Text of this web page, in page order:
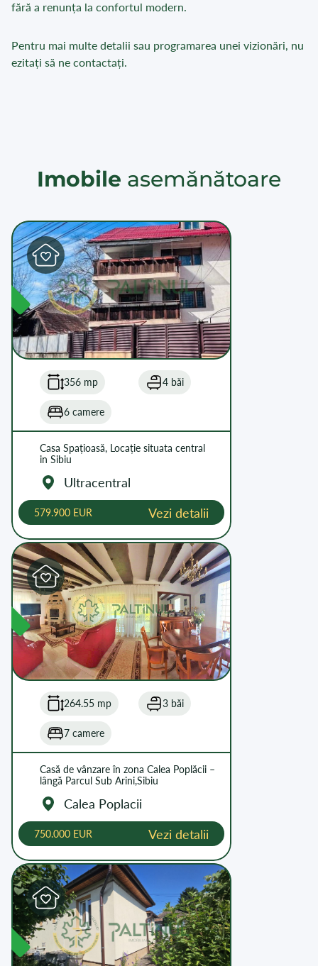
fără a renunța la confortul modern.
Pentru mai multe detalii sau programarea unei vizionări, nu
ezitați să ne contactați.
Imobile asemănătoare
356 mp 4 băi
6 camere
Casa Spațioasă, Locație situata central
in Sibiu
Ultracentral
579.900 EUR Vezi detalii
264.55 mp 3 băi
7 camere
Casă de vânzare în zona Calea Poplăcii –
lângă Parcul Sub Arini,Sibiu
Calea Poplacii
750.000 EUR Vezi detalii